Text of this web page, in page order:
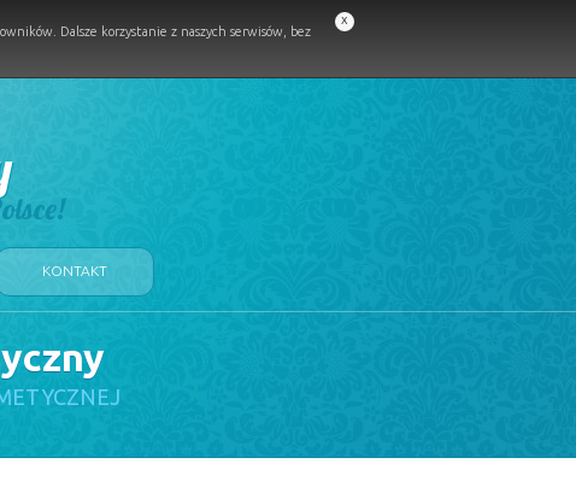
KONTAKT
Dalsze korzystanie z naszych serwisów, bez
x